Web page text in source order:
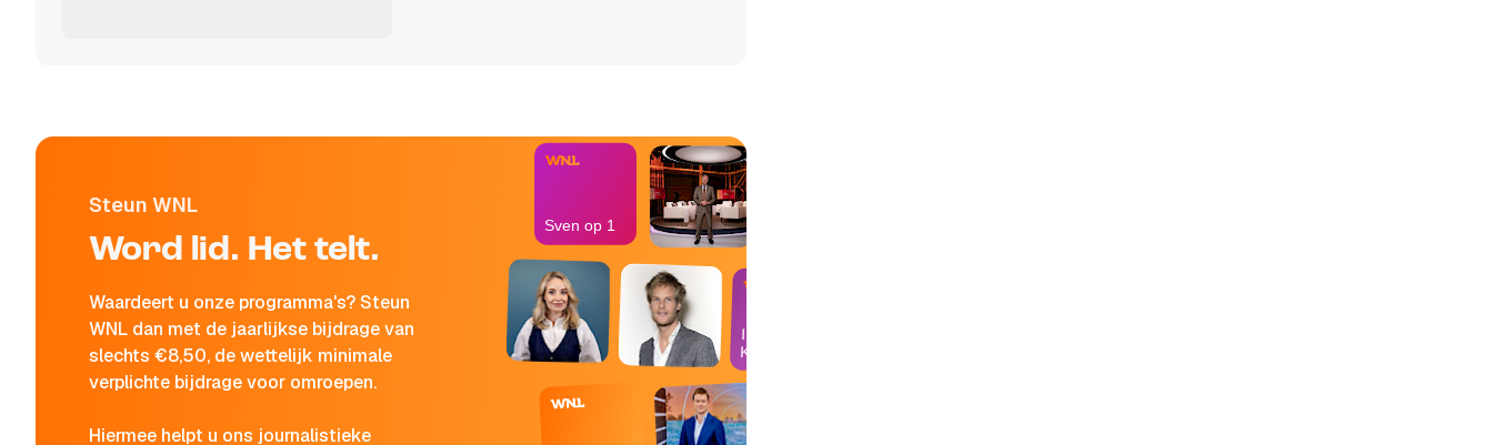
Steun WNL
Word lid. Het telt.
Waardeert u onze programma's? Steun
WNL dan met de jaarlijkse bijdrage van
slechts €8,50, de wettelijk minimale
verplichte bijdrage voor omroepen.
Hiermee helpt u ons journalistieke
In de
Kantine
Sven op 1